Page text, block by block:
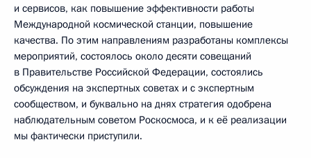
и сервисов, как повышение эффективности работы
Международной космической станции, повышение
качества. По этим направлениям разработаны комплексы
мероприятий, состоялось около десяти совещаний
в Правительстве Российской Федерации, состоялись
обсуждения на экспертных советах и с экспертным
сообществом, и буквально на днях стратегия одобрена
наблюдательным советом Роскосмоса, и к её реализации
мы фактически приступили.